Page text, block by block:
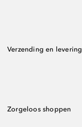
Verzending en levering
Zorgeloos shoppen